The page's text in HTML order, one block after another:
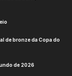
de bronze da Copa do
de 2026